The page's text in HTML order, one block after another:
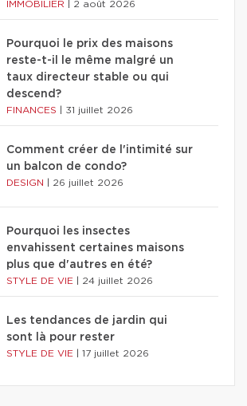
IMMOBILIER 2 août 2026
Pourquoi le prix des maisons
reste-t-il le même malgré un
taux directeur stable ou qui
descend?
FINANCES 31 juillet 2026
Comment créer de l'intimité sur
un balcon de condo?
DESIGN 26 juillet 2026
Pourquoi les insectes
envahissent certaines maisons
plus que d'autres en été?
STYLE DE VIE 24 juillet 2026
Les tendances de jardin qui
sont là pour rester
STYLE DE VIE 17 juillet 2026